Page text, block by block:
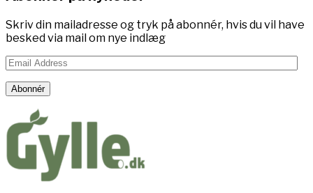
Skriv din mailadresse og tryk på abonnér, hvis du vil have
besked via mail om nye indlæg
Email
Address
Abonnér